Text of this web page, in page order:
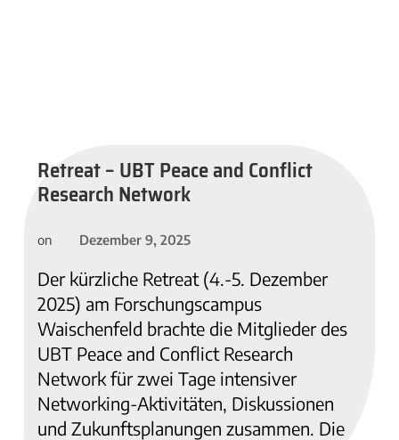
Retreat – UBT Peace and Conflict
Research Network
on Dezember 9, 2025
Der kürzliche Retreat (4.-5. Dezember
2025) am Forschungscampus
Waischenfeld brachte die Mitglieder des
UBT Peace and Conflict Research
Network für zwei Tage intensiver
Networking-Aktivitäten, Diskussionen
und Zukunftsplanungen zusammen. Die